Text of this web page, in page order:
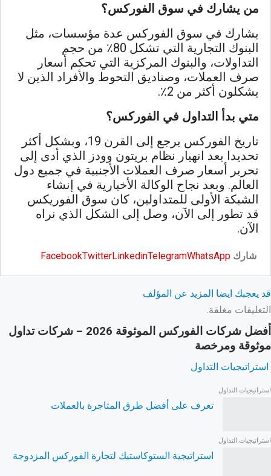
من يشارك في سوق الفوركس؟
يشارك في سوق الفوركس عدة مؤسسات، مثل
البنوك التجارية التي تشكل 80٪ من حجم
التداولات، والبنوك المركزية التي تحكم أسعار
صرف العملات، وصناديق التحوط والأفراد الذين لا
يشكلون أكثر من 2٪.
متي بدأ التداول في الفوركس؟
تاريخ الفوركس يرجع إلى القرن 19، وبشكل أكثر
تحديدا بعد انهيار نظام بريتون وودز الذي أدى إلى
تحرير أسعار صرف العملات الأجنبية في جميع دول
العالم. وبعد نجاح الوكالة الأخبارية في إنشاء
الشبكة الأولى للمتداولين، كان سوق الفوريكس
قد تطور إلى الآن، وصل إلى الشكل الذي نراه
الآن.
شارك FacebookTwitterLinkedinTelegramWhatsApp
قد يعجبك ايضا المزيد عن المؤلف
التعليقات مغلقة.
أفضل شركات الفوركس الموثوقة 2026 – شركات تداول
موثوقة ومرخصة
استراتيجيات التداول
استراتيجيات التداول
تعرف على أفضل طرق المتاجرة بالعملات
استراتيجيات التداول
استراتيجية الستوكاستيك لتجارة الفوركس المزدوجة